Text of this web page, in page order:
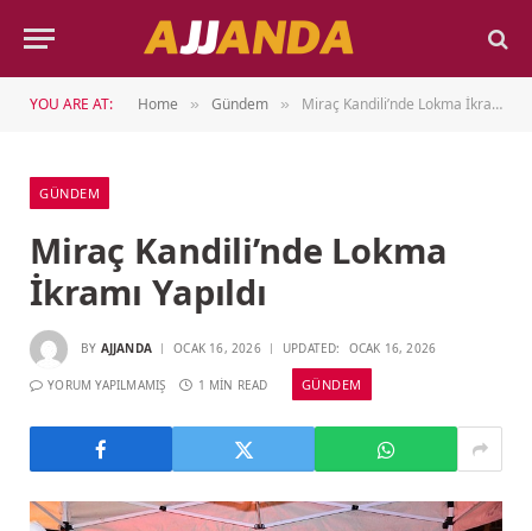
YOU ARE AT: Home » Gündem » Miraç Kandili’nde Lokma İkramı Yapıldı
GÜNDEM
Miraç Kandili’nde Lokma
İkramı Yapıldı
BY AJJANDA OCAK 16, 2026 UPDATED: OCAK 16, 2026
YORUM YAPILMAMIŞ 1 MIN READ GÜNDEM